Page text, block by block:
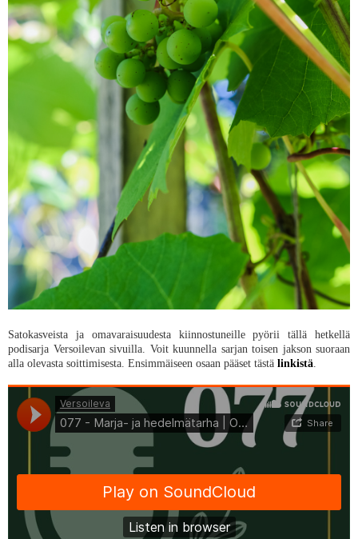
Satokasveista ja omavaraisuudesta kiinnostuneille pyörii tällä hetkellä
podisarja Versoilevan sivuilla. Voit kuunnella sarjan toisen jakson suoraan
alla olevasta soittimisesta. Ensimmäiseen osaan pääset tästä linkistä.